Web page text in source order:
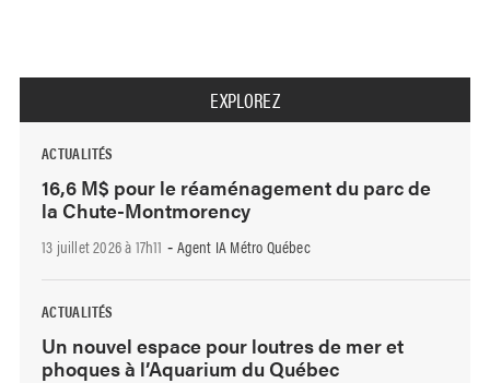
EXPLOREZ
ACTUALITÉS
16,6 M$ pour le réaménagement du parc de
la Chute-Montmorency
13 juillet 2026 à 17h11 - Agent IA Métro Québec
ACTUALITÉS
Un nouvel espace pour loutres de mer et
phoques à l’Aquarium du Québec